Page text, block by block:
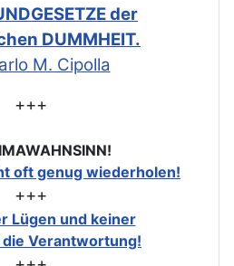
der
DUMMHEIT.
M. Cipolla
+++
oft genug wiederholen!
+++
Lügen und keiner
Verantwortung!